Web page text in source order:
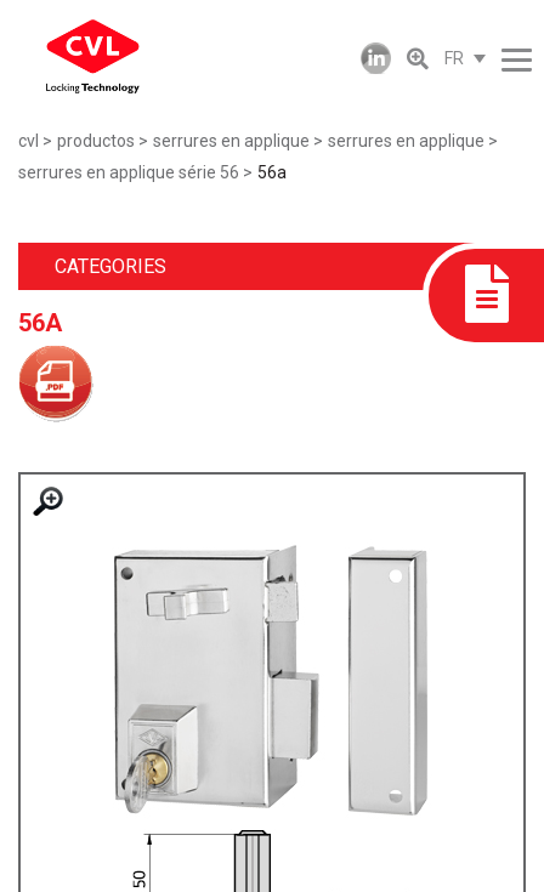
FR
cvl productos serrures en applique
serrures en applique
serrures en applique série 56
56a
CATEGORIES
56A